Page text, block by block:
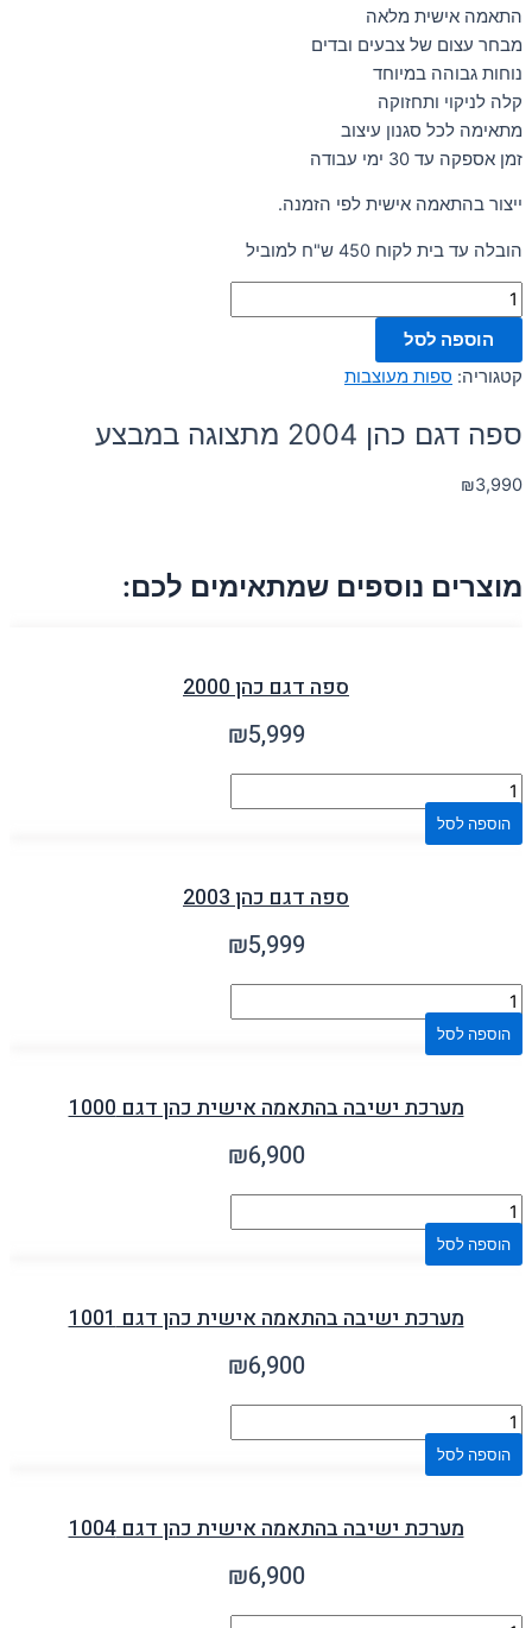
התאמה אישית מלאה
מבחר עצום של צבעים ובדים
נוחות גבוהה במיוחד
קלה לניקוי ותחזוקה
מתאימה לכל סגנון עיצוב
זמן אספקה עד 30 ימי עבודה
ייצור בהתאמה אישית לפי הזמנה.
הובלה עד בית לקוח 450 ש"ח למוביל
הוספה לסל
קטגוריה: ספות מעוצבות
ספה דגם כהן 2004 מתצוגה במבצע
₪3,990
מוצרים נוספים שמתאימים לכם:
ספה דגם כהן 2000
₪5,999
הוספה לסל
ספה דגם כהן 2003
₪5,999
הוספה לסל
מערכת ישיבה בהתאמה אישית כהן דגם 1000
₪6,900
הוספה לסל
מערכת ישיבה בהתאמה אישית כהן דגם 1001
₪6,900
הוספה לסל
מערכת ישיבה בהתאמה אישית כהן דגם 1004
₪6,900